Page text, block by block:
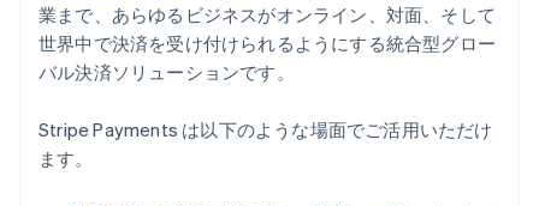
業まで、あらゆるビジネスがオンライン、対面、そして
世界中で決済を受け付けられるようにする統合型グロー
バル決済ソリューションです。
Stripe Payments は以下のような場面でご活用いただけ
ます。